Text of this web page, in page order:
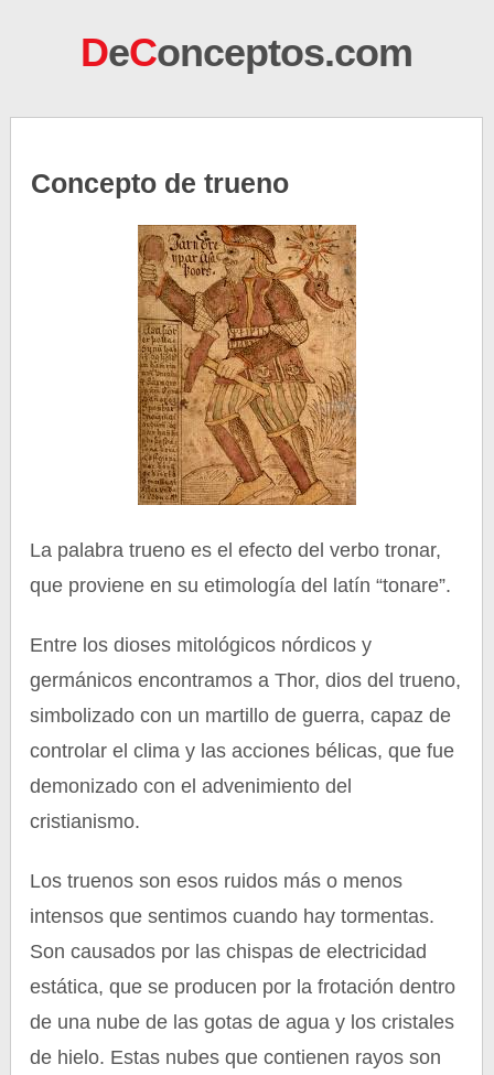
DeConceptos.com
Concepto de trueno
La palabra trueno es el efecto del verbo tronar,
que proviene en su etimología del latín “tonare”.
Entre los dioses mitológicos nórdicos y
germánicos encontramos a Thor, dios del trueno,
simbolizado con un martillo de guerra, capaz de
controlar el clima y las acciones bélicas, que fue
demonizado con el advenimiento del
cristianismo.
Los truenos son esos ruidos más o menos
intensos que sentimos cuando hay tormentas.
Son causados por las chispas de electricidad
estática, que se producen por la frotación dentro
de una nube de las gotas de agua y los cristales
de hielo. Estas nubes que contienen rayos son